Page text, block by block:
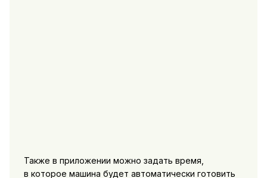
Также в приложении можно задать время,
в которое машина будет автоматически готовить